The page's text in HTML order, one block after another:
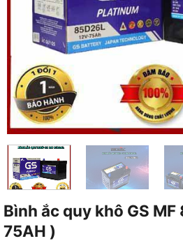
Bình ắc quy khô GS
75AH )